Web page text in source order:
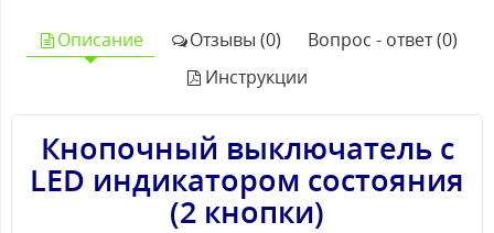
Описание Отзывы (0)
Вопрос - ответ (0)
Инструкции
Кнопочный выключатель с
LED индикатором состояния
(2 кнопки)